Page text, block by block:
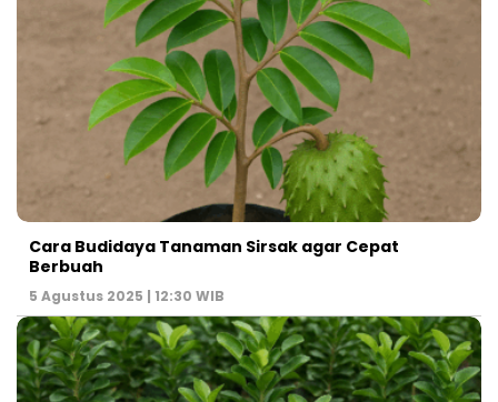
Cara Budidaya Tanaman Sirsak agar Cepat
Berbuah
5 Agustus 2025 | 12:30 WIB